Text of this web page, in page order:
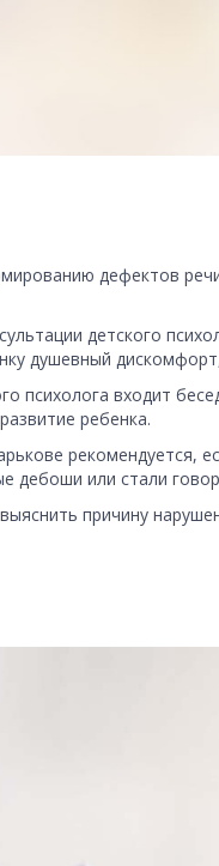
дефектов
детского
душевный
психолога входит
ребенка.
рекомендуется,
дебоши или стали
причину